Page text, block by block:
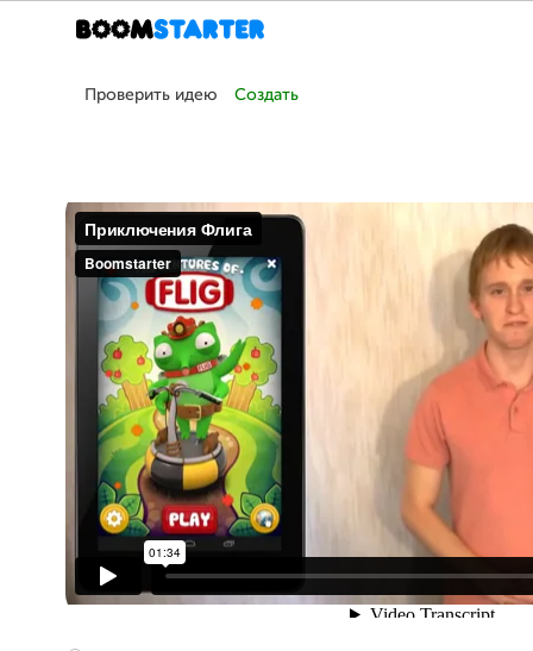
Проверить идею Создать